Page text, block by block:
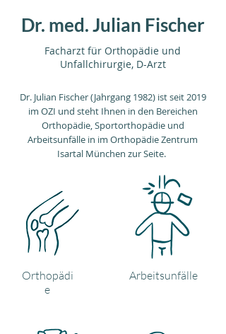
Dr. med. Julian Fischer
Facharzt für Orthopädie und
Unfallchirurgie, D-Arzt
Dr. Julian Fischer (Jahrgang 1982) ist seit 2019
im OZI und steht Ihnen in den Bereichen
Orthopädie, Sportorthopädie und
Arbeitsunfälle in im Orthopädie Zentrum
Isartal München zur Seite.
Orthopädi
e
Arbeitsunfälle